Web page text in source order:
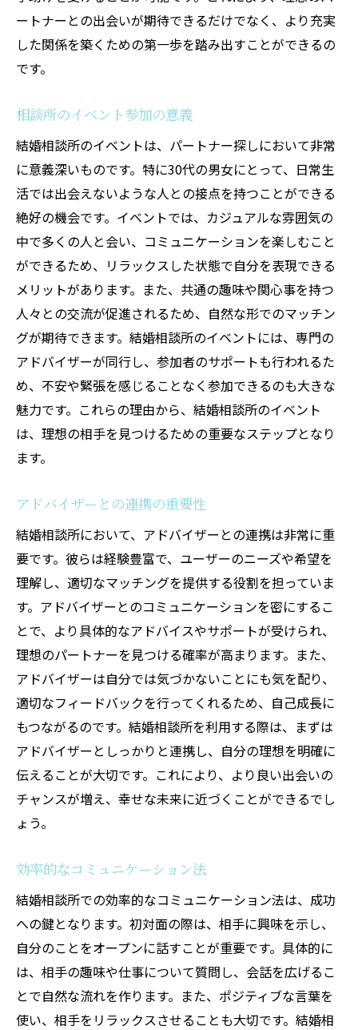
ートナーとの出会いが期待できるだけでなく、より充実
した関係を築くための第一歩を踏み出すことができるの
です。
相談所のイベント参加の意義
結婚相談所のイベントは、パートナー探しにおいて非常
に意義深いものです。特に30代の男女にとって、日常生
活では出会えないような人との接点を持つことができる
絶好の機会です。イベントでは、カジュアルな雰囲気の
中で多くの人と会い、コミュニケーションを楽しむこと
ができるため、リラックスした状態で自分を表現できる
メリットがあります。また、共通の趣味や関心事を持つ
人々との交流が促進されるため、自然な形でのマッチン
グが期待できます。結婚相談所のイベントには、専門の
アドバイザーが同行し、参加者のサポートも行われるた
め、不安や緊張を感じることなく参加できるのも大きな
魅力です。これらの理由から、結婚相談所のイベント
は、理想の相手を見つけるための重要なステップとなり
ます。
アドバイザーとの連携の重要性
結婚相談所において、アドバイザーとの連携は非常に重
要です。彼らは経験豊富で、ユーザーのニーズや希望を
理解し、適切なマッチングを提供する役割を担っていま
す。アドバイザーとのコミュニケーションを密にするこ
とで、より具体的なアドバイスやサポートが受けられ、
理想のパートナーを見つける確率が高まります。また、
アドバイザーは自分では気づかないことにも気を配り、
適切なフィードバックを行ってくれるため、自己成長に
もつながるのです。結婚相談所を利用する際は、まずは
アドバイザーとしっかりと連携し、自分の理想を明確に
伝えることが大切です。これにより、より良い出会いの
チャンスが増え、幸せな未来に近づくことができるでし
ょう。
効率的なコミュニケーション法
結婚相談所での効率的なコミュニケーション法は、成功
への鍵となります。初対面の際は、相手に興味を示し、
自分のことをオープンに話すことが重要です。具体的に
は、相手の趣味や仕事について質問し、会話を広げるこ
とで自然な流れを作ります。また、ポジティブな言葉を
使い、相手をリラックスさせることも大切です。結婚相